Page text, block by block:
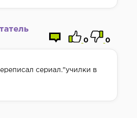
0 0
сериал."училки в